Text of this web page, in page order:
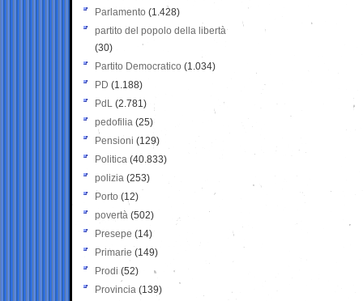
Parlamento (1.428)
partito del popolo della libertà
(30)
Partito Democratico (1.034)
PD (1.188)
PdL (2.781)
pedofilia (25)
Pensioni (129)
Politica (40.833)
polizia (253)
Porto (12)
povertà (502)
Presepe (14)
Primarie (149)
Prodi (52)
Provincia (139)